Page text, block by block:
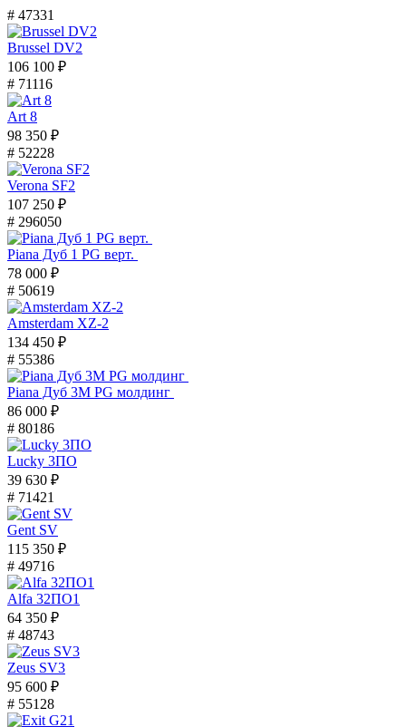
# 47331
Brussel DV2
106 100 ₽
# 71116
Art 8
98 350 ₽
# 52228
Verona SF2
107 250 ₽
# 296050
Piana Дуб 1 PG верт.
78 000 ₽
# 50619
Amsterdam XZ-2
134 450 ₽
# 55386
Piana Дуб 3M PG молдинг
86 000 ₽
# 80186
Lucky 3ПО
39 630 ₽
# 71421
Gent SV
115 350 ₽
# 49716
Alfa 32ПО1
64 350 ₽
# 48743
Zeus SV3
95 600 ₽
# 55128